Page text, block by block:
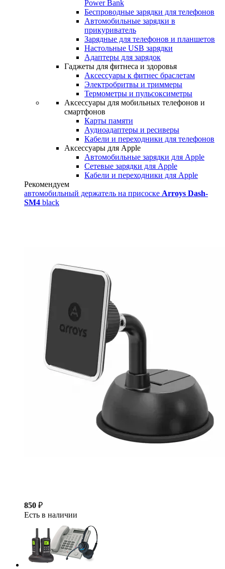
Power Bank
Беспроводные зарядки для телефонов
Автомобильные зарядки в
прикуриватель
Зарядные для телефонов и планшетов
Настольные USB зарядки
Адаптеры для зарядок
Гаджеты для фитнеса и здоровья
Аксессуары к фитнес браслетам
Электробритвы и триммеры
Термометры и пульсоксиметры
Аксессуары для мобильных телефонов и
смартфонов
Карты памяти
Аудиоадаптеры и ресиверы
Кабели и переходники для телефонов
Аксессуары для Apple
Автомобильные зарядки для Apple
Сетевые зарядки для Apple
Кабели и переходники для Apple
Рекомендуем
автомобильный держатель на присоске Arroys Dash-
SM4 black
850 ₽
Есть в наличии